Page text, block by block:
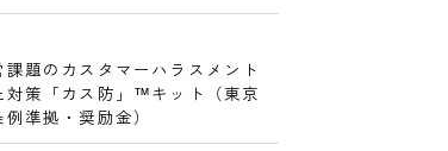
課題のカスタマーハラスメント
対策「カス防」™キット（東京
準拠・奨励金）